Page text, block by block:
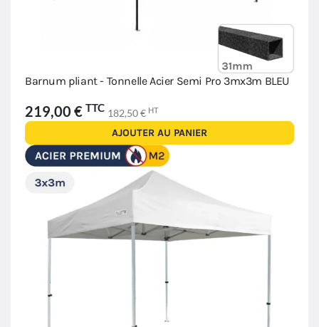
Barnum pliant - Tonnelle Acier Semi Pro 3mx3m BLEU
219,00 € TTC 182,50 € HT
AJOUTER AU PANIER